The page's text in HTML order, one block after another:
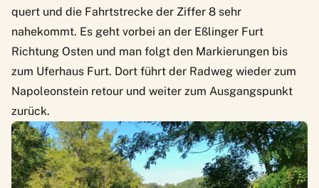
quert und die Fahrtstrecke der Ziffer 8 sehr
nahekommt. Es geht vorbei an der Eßlinger Furt
Richtung Osten und man folgt den Markierungen bis
zum Uferhaus Furt. Dort führt der Radweg wieder zum
Napoleonstein retour und weiter zum Ausgangspunkt
zurück.